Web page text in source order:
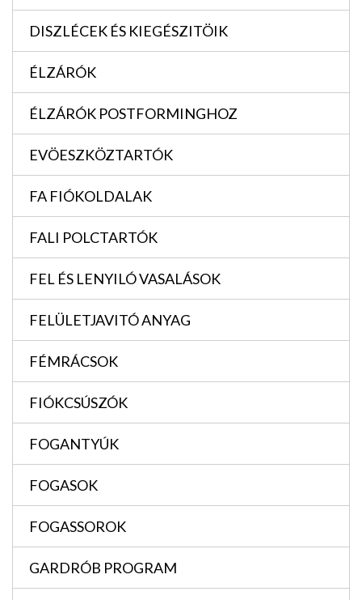
DISZLÉCEK ÉS KIEGÉSZITÖIK
ÉLZÁRÓK
ÉLZÁRÓK POSTFORMINGHOZ
EVÖESZKÖZTARTÓK
FA FIÓKOLDALAK
FALI POLCTARTÓK
FEL ÉS LENYILÓ VASALÁSOK
FELÜLETJAVITÓ ANYAG
FÉMRÁCSOK
FIÓKCSÚSZÓK
FOGANTYÚK
FOGASOK
FOGASSOROK
GARDRÓB PROGRAM